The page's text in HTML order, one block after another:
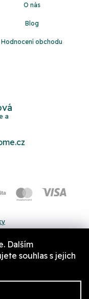
Dalším
souhlas s jejich
O nás
Blog
Hodnocení obchodu